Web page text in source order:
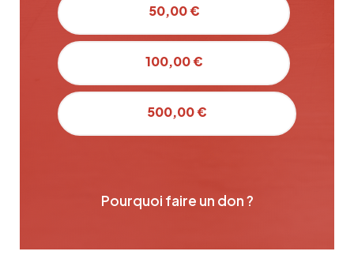
50,00 €
100,00 €
500,00 €
Pourquoi faire un don ?